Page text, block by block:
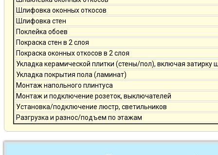
Шлифовка оконных откосов
Шлифовка стен
Поклейка обоев
Покраска стен в 2 слоя
Покраска оконных откосов в 2 слоя
Укладка керамической плитки (стены/пол), включая затирку
Укладка покрытия пола (ламинат)
Монтаж напольного плинтуса
Монтаж и подключение розеток, выключателей
Установка/подключение люстр, светильников
Разгрузка и разнос/подъем по этажам